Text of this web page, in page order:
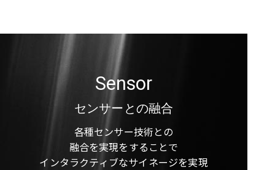
Sensor
センサーとの融合
各種センサー技術との
融合を実現をすることで
インタラクティブなサイネージを実現